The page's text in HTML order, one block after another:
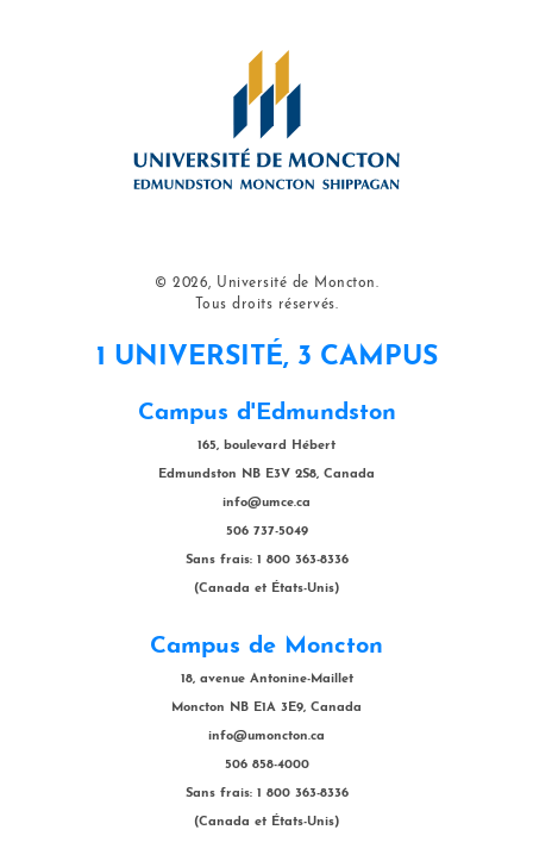
© 2026, Université de Moncton.
Tous droits réservés.
1 UNIVERSITÉ, 3 CAMPUS
Campus d'Edmundston
165, boulevard Hébert
Edmundston NB E3V 2S8, Canada
info@umce.ca
506 737-5049
Sans frais: 1 800 363-8336
(Canada et États-Unis)
Campus de Moncton
18, avenue Antonine-Maillet
Moncton NB E1A 3E9, Canada
info@umoncton.ca
506 858-4000
Sans frais: 1 800 363-8336
(Canada et États-Unis)